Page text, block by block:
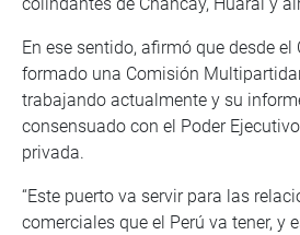
En ese sentido, afirmó que desde el
formado una Comisión
trabajando actualmente y su
consensuado con el Poder
privada.
“Este puerto va servir para las
comerciales que el Perú va tener, y